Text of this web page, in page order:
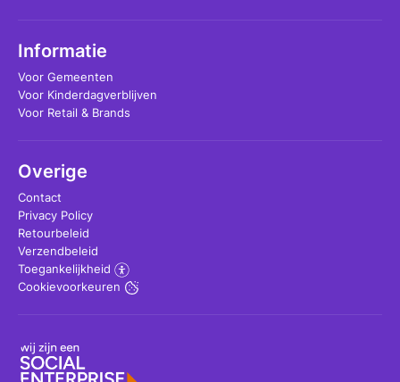
Informatie
Voor Gemeenten
Voor Kinderdagverblijven
Voor Retail & Brands
Overige
Contact
Privacy Policy
Retourbeleid
Verzendbeleid
Toegankelijkheid
Cookievoorkeuren